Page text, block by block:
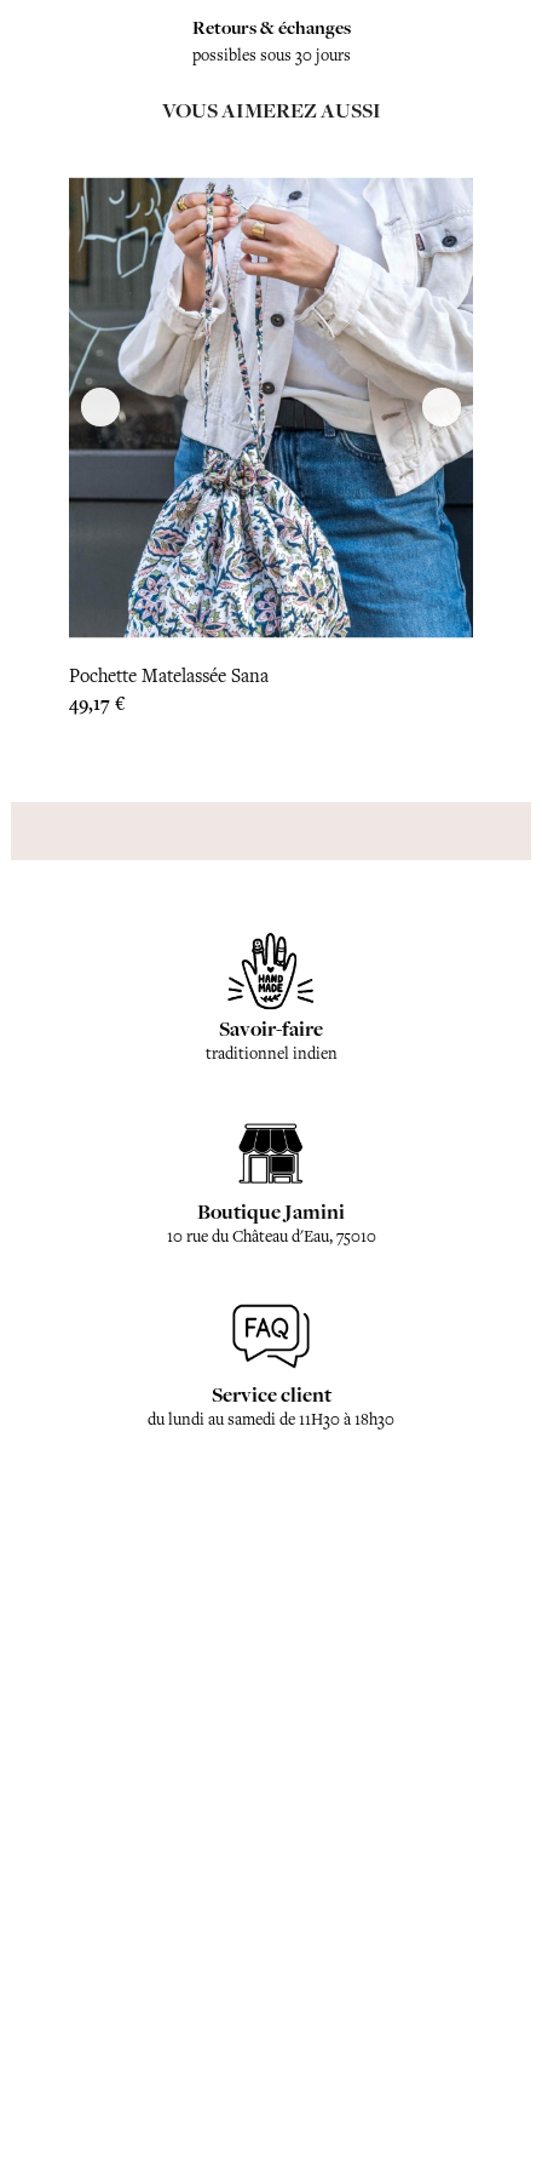
Retours & échanges
possibles sous 30 jours
VOUS AIMEREZ AUSSI
Pochette Matelassée Sana
Prix
49,17 €
Savoir-faire
traditionnel indien
Boutique Jamini
10 rue du Château d'Eau, 75010
Service client
du lundi au samedi de 11H30 à 18h30